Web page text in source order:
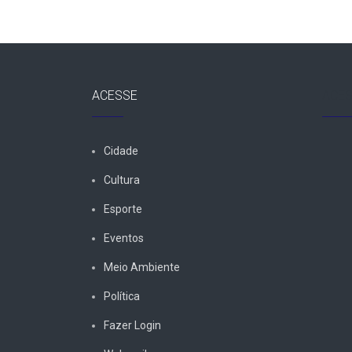
ACESSE
Cidade
Cultura
Esporte
Eventos
Meio Ambiente
Política
Fazer Login